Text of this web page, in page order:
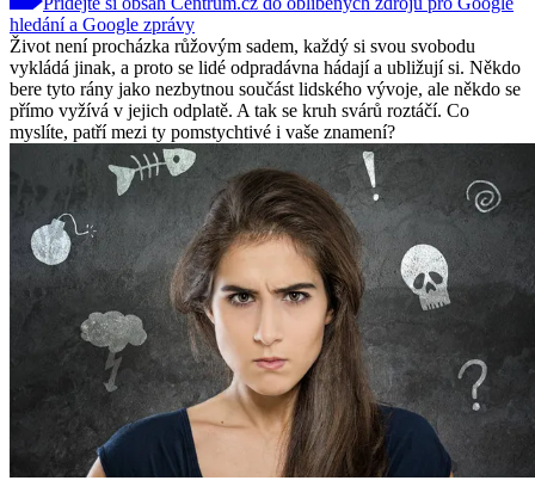
hledání a Google zprávy
Život není procházka růžovým sadem, každý si svou svobodu
vykládá jinak, a proto se lidé odpradávna hádají a ubližují si. Někdo
bere tyto rány jako nezbytnou součást lidského vývoje, ale někdo se
přímo vyžívá v jejich odplatě. A tak se kruh svárů roztáčí. Co
myslíte, patří mezi ty pomstychtivé i vaše znamení?